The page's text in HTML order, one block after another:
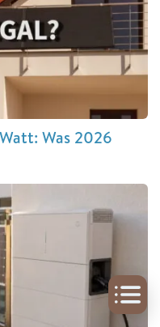
Was 2026